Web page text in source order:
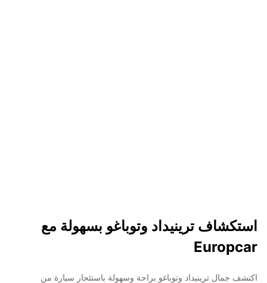
استكشاف ترينيداد وتوباغو بسهولة مع
Europcar
اكتشف جمال ترينيداد وتوباغو براحة وسهولة باستئجار سيارة من